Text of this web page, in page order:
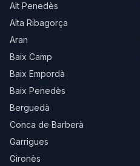
Alt Penedès
Alta Ribagorça
Aran
Baix Camp
Baix Empordà
Baix Penedès
Berguedà
Conca de Barberà
Garrigues
Gironès